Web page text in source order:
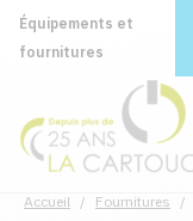
Équipements et
fournitures
Accueil / Fournitures /